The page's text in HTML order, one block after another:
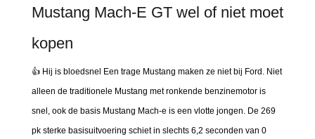
Mustang Mach-E GT wel of niet moet
kopen
👍 Hij is bloedsnel Een trage Mustang maken ze niet bij Ford. Niet
alleen de traditionele Mustang met ronkende benzinemotor is
snel, ook de basis Mustang Mach-e is een vlotte jongen. De 269
pk sterke basisuitvoering schiet in slechts 6,2 seconden van 0